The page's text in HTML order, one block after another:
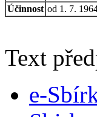
Účinnost od 1. 7.
Text
e-